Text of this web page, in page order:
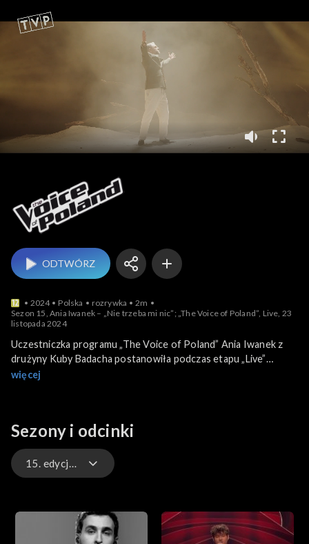
ODTWÓRZ
2024 Polska rozrywka
2m
Sezon 15, Ania Iwanek – „Nie trzeba mi nic”; „The Voice of Poland”, Live, 23
listopada 2024
Uczestniczka programu „The Voice of Poland” Ania Iwanek z
drużyny Kuby Badacha postanowiła podczas etapu „Live”
wykonać piosenkę „Nie trzeba mi nic”. To utwór z jej singla.
więcej
Sezony i odcinki
15. edycja – występy